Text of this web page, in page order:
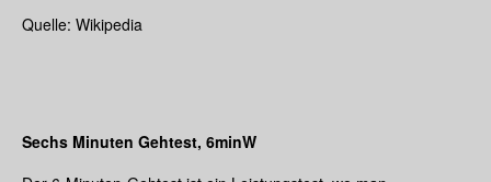
Quelle: Wikipedia
Sechs Minuten Gehtest, 6minW